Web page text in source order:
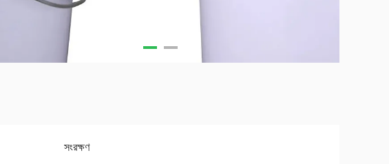
সংরক্ষণ